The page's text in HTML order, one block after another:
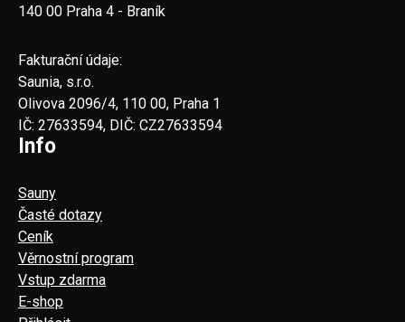
140 00 Praha 4 - Braník
Fakturační údaje:
Saunia, s.r.o.
Olivova 2096/4, 110 00, Praha 1
IČ: 27633594, DIČ: CZ27633594
Info
Sauny
Časté dotazy
Ceník
Věrnostní program
Vstup zdarma
E-shop